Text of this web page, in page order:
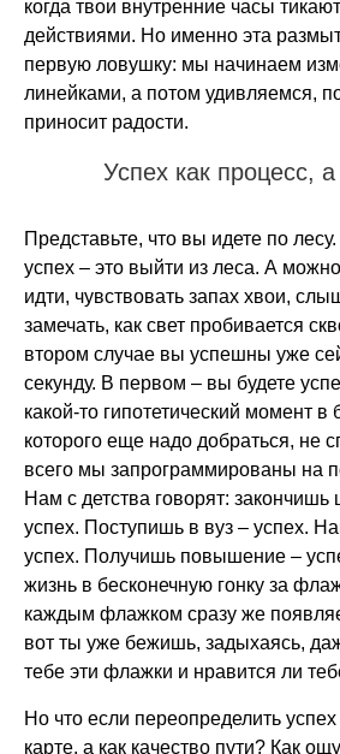
когда твои внутренние часы
действиями. Но именно эта
первую ловушку: мы начинаем
линейками, а потом удивляемся,
приносит радости.
Успех как процесс, а
Представьте, что вы идете по
успех – это выйти из леса. А
идти, чувствовать запах хвои,
замечать, как свет пробивается
втором случае вы успешны уже
секунду. В первом – вы будете
какой-то гипотетический момент
которого еще надо добраться, не
всего мы запрограммированы на
Нам с детства говорят: закончишь
успех. Поступишь в вуз – успех.
успех. Получишь повышение –
жизнь в бесконечную гонку за
каждым флажком сразу же
вот ты уже бежишь, задыхаясь,
тебе эти флажки и нравится ли
Но что если переопределить успех
карте, а как качество пути? Как